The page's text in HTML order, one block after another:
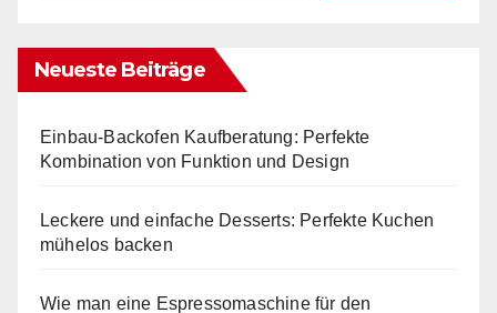
Neueste Beiträge
Einbau-Backofen Kaufberatung: Perfekte
Kombination von Funktion und Design
Leckere und einfache Desserts: Perfekte Kuchen
mühelos backen
Wie man eine Espressomaschine für den